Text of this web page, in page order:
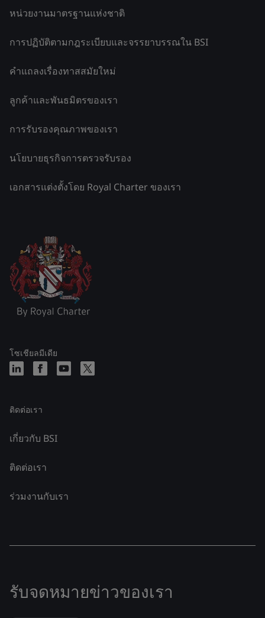
หน่วยงานมาตรฐานแห่งชาติ
การปฏิบัติตามกฎระเบียบและจรรยาบรรณใน BSI
คำแถลงเรื่องทาสสมัยใหม่
ลูกค้าและพันธมิตรของเรา
การรับรองคุณภาพของเรา
นโยบายธุรกิจการตรวจรับรอง
เอกสารแต่งตั้งโดย Royal Charter ของเรา
โซเชียลมีเดีย
ติดต่อเรา
เกี่ยวกับ BSI
ติดต่อเรา
ร่วมงานกับเรา
รับจดหมายข่าวของเรา